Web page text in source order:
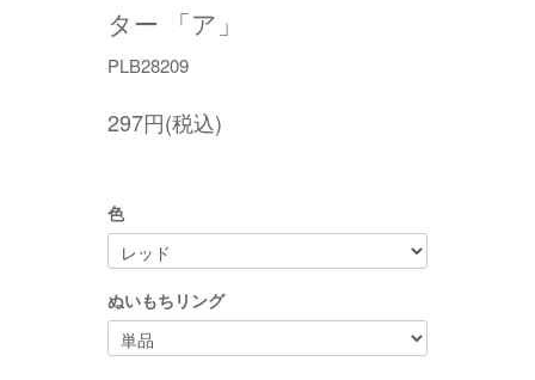
ター 「ア」
PLB28209
297円(税込)
色
ぬいもちリング